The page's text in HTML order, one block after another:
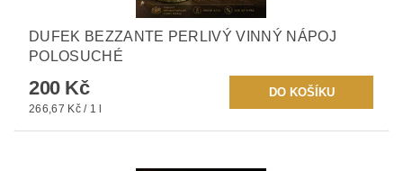
DUFEK BEZZANTE PERLIVÝ VINNÝ NÁPOJ
POLOSUCHÉ
200 Kč
266,67 Kč / 1 l